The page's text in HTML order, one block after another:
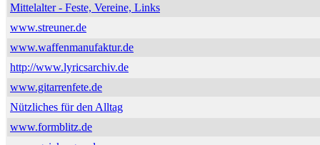
Mittelalter - Feste, Vereine, Links
www.streuner.de
www.waffenmanufaktur.de
http://www.lyricsarchiv.de
www.gitarrenfete.de
Nützliches für den Alltag
www.formblitz.de